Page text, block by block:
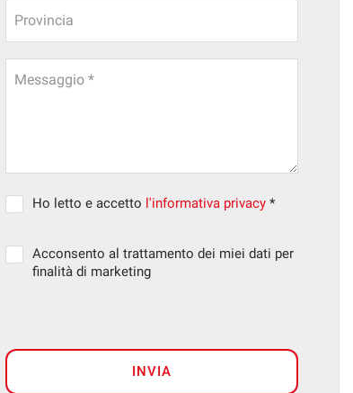
Provincia
Messaggio *
Ho letto e accetto l'informativa privacy *
Acconsento al trattamento dei miei dati per
finalità di marketing
INVIA